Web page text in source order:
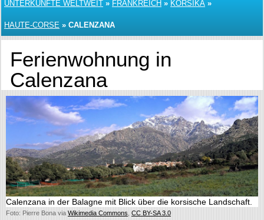
UNTERKÜNFTE WELTWEIT » FRANKREICH » KORSIKA »
HAUTE-CORSE » CALENZANA
Ferienwohnung in
Calenzana
Calenzana in der Balagne mit Blick über die korsische Landschaft.
Foto: Pierre Bona via Wikimedia Commons CC BY-SA 3.0